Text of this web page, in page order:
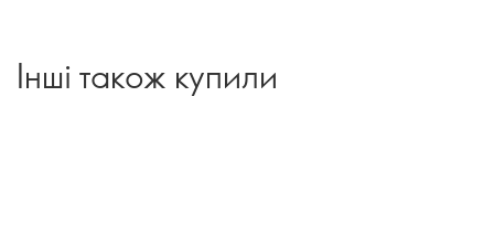
Інші також купили